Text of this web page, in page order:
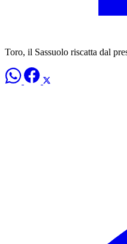
Toro, il Sassuolo riscatta dal